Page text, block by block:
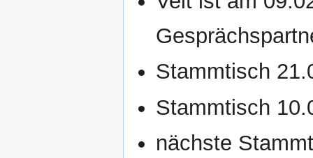
Stammtisch
Stammtisch
nächste